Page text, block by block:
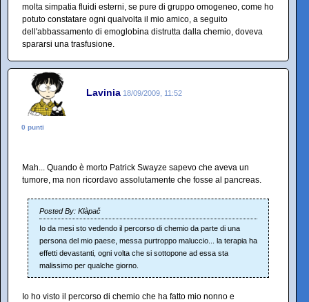
molta simpatia fluidi esterni, se pure di gruppo omogeneo, come ho
potuto constatare ogni qualvolta il mio amico, a seguito
dell'abbassamento di emoglobina distrutta dalla chemio, doveva
spararsi una trasfusione.
Lavinia 18/09/2009, 11:52
0 punti
Mah... Quando è morto Patrick Swayze sapevo che aveva un
tumore, ma non ricordavo assolutamente che fosse al pancreas.
Posted By: Klàpač
Io da mesi sto vedendo il percorso di chemio da parte di una
persona del mio paese, messa purtroppo maluccio... la terapia ha
effetti devastanti, ogni volta che si sottopone ad essa sta
malissimo per qualche giorno.
Io ho visto il percorso di chemio che ha fatto mio nonno e